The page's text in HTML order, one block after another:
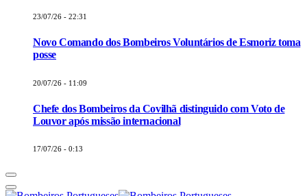
23/07/26 - 22:31
Novo Comando dos Bombeiros Voluntários de Esmoriz toma
posse
20/07/26 - 11:09
Chefe dos Bombeiros da Covilhã distinguido com Voto de
Louvor após missão internacional
17/07/26 - 0:13